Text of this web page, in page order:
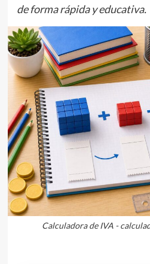
de forma rápida y educativa.
Calculadora de IVA -